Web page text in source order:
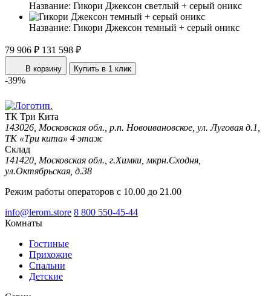
Название: Гикори Джексон светлый + серый оникс
Название: Гикори Джексон темный + серый оникс
79 906 ₽ 131 598 ₽
В корзину Купить в 1 клик
-39%
ТК Три Кита
143026, Московская обл., р.п. Новоивановское, ул. Луговая д.1,
ТК «Три кита» 4 этаж
Склад
141420, Московская обл., г.Химки, мкрн.Сходня,
ул.Октябрьская, д.38
Режим работы операторов с 10.00 до 21.00
info@lerom.store 8 800 550-45-44
Комнаты
Гостиные
Прихожие
Спальни
Детские